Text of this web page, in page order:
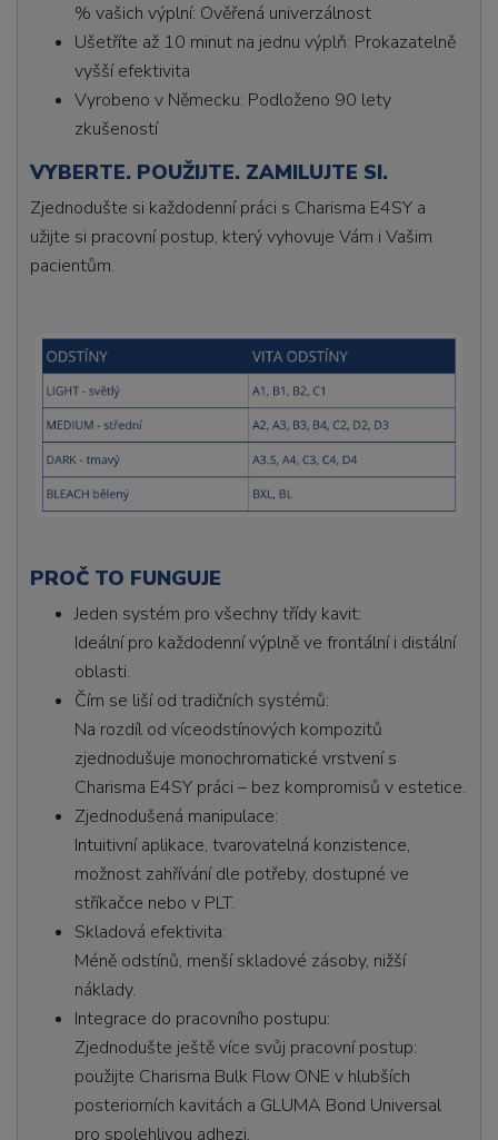
% vašich výplní: Ověřená univerzálnost
Ušetříte až 10 minut na jednu výplň: Prokazatelně
vyšší efektivita
Vyrobeno v Německu: Podloženo 90 lety
zkušeností
VYBERTE. POUŽIJTE. ZAMILUJTE SI.
Zjednodušte si každodenní práci s Charisma E4SY a
užijte si pracovní postup, který vyhovuje Vám i Vašim
pacientům.
PROČ TO FUNGUJE
Jeden systém pro všechny třídy kavit:
Ideální pro každodenní výplně ve frontální i distální
oblasti.
Čím se liší od tradičních systémů:
Na rozdíl od víceodstínových kompozitů
zjednodušuje monochromatické vrstvení s
Charisma E4SY práci – bez kompromisů v estetice.
Zjednodušená manipulace:
Intuitivní aplikace, tvarovatelná konzistence,
možnost zahřívání dle potřeby, dostupné ve
stříkačce nebo v PLT.
Skladová efektivita:
Méně odstínů, menší skladové zásoby, nižší
náklady.
Integrace do pracovního postupu:
Zjednodušte ještě více svůj pracovní postup:
použijte Charisma Bulk Flow ONE v hlubších
posteriorních kavitách a GLUMA Bond Universal
pro spolehlivou adhezi.